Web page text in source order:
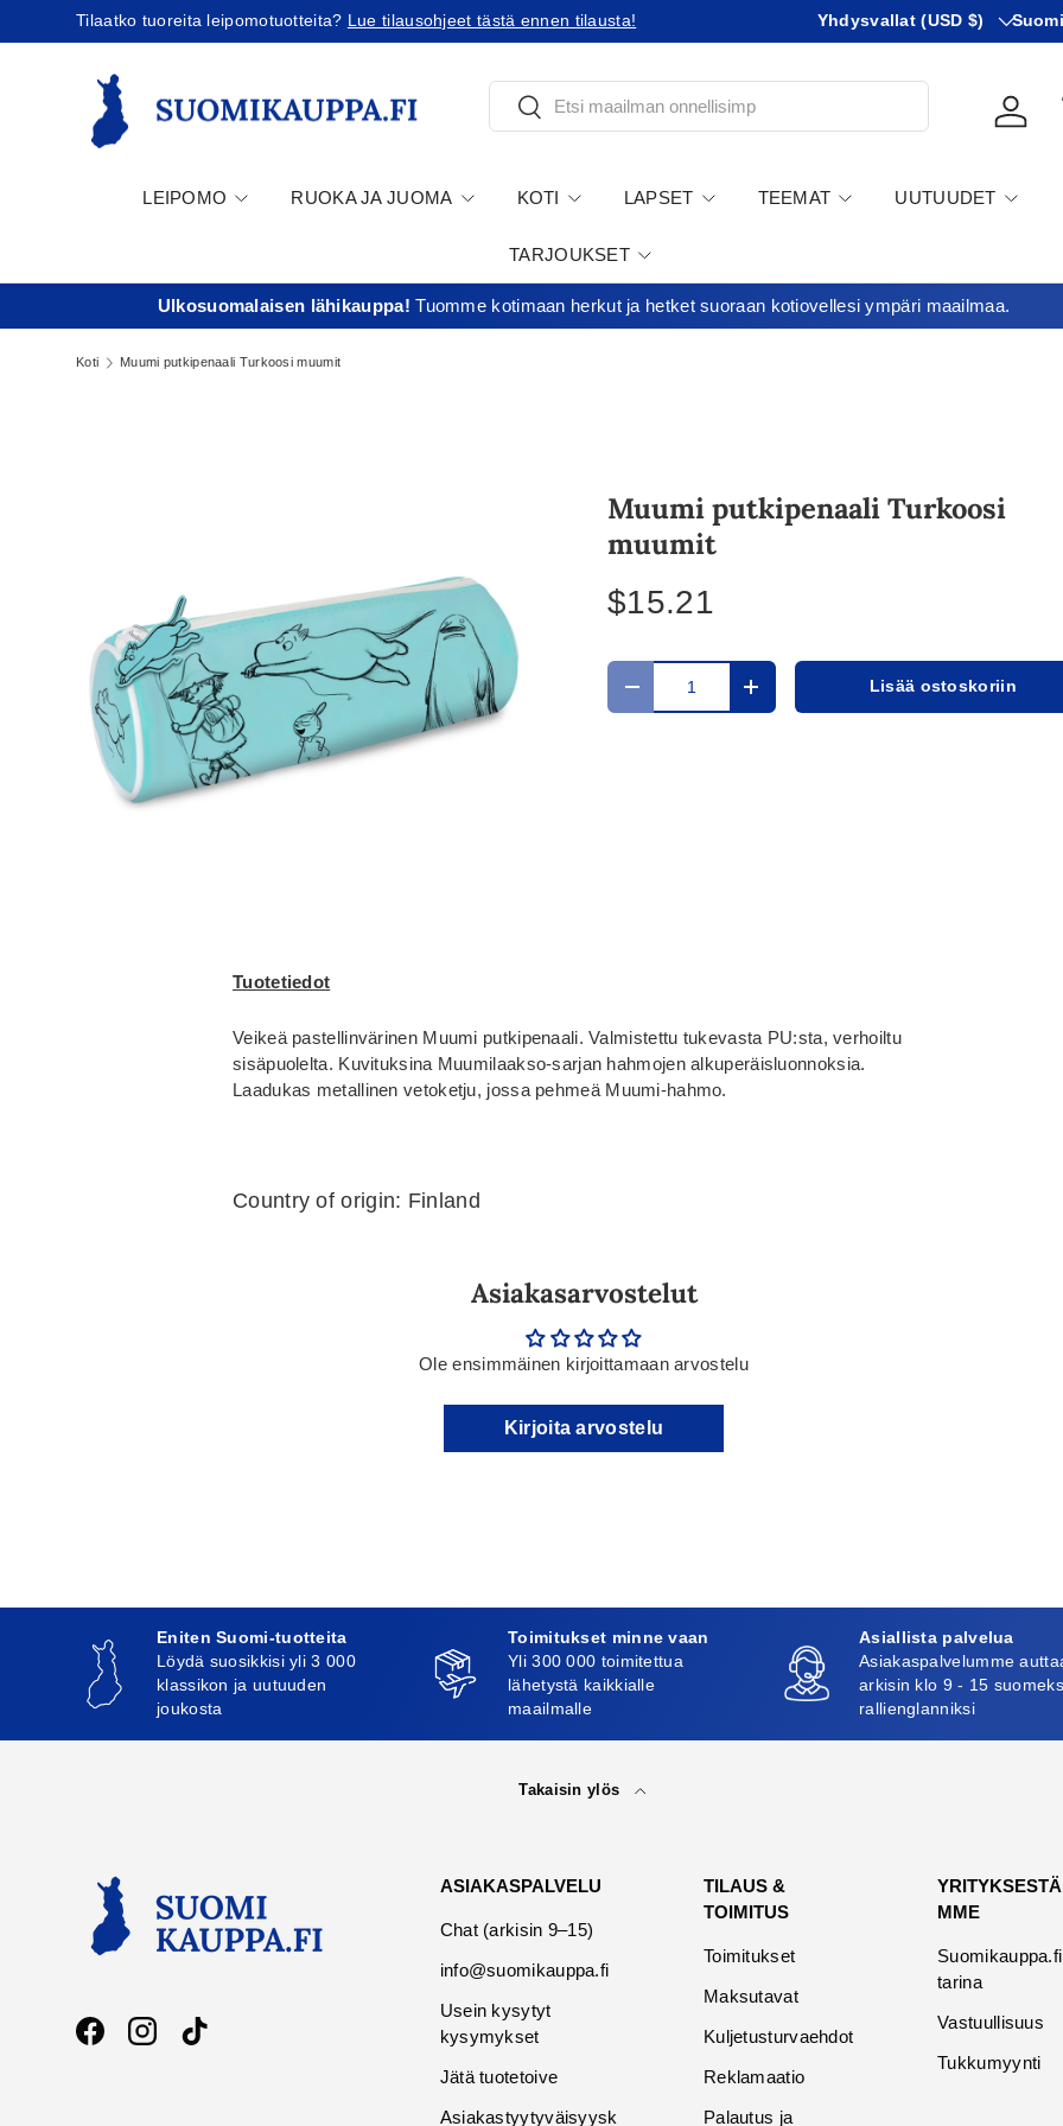
Jatka sisältöön
Tilaatko tuoreita leipomotuotteita? Lue tilausohjeet tästä ennen tilausta! Tilaatko Yhdysvaltoihin?Tutustu
Maa
Yhdysvallat (USD $) KIeli
Suomi
Etsi
LEIPOMO RUOKA JA JUOMA KOTI LAPSET TEEMAT UUTUUDET
TARJOUKSET
Ulkosuomalaisen lähikauppa!Tuomme kotimaan herkut ja hetket suoraan kotiovellesi ympäri maailmaa.
Koti Muumi putkipenaali Turkoosi muumit
Muumi putkipenaali Turkoosi
muumit
$15.21
Määrä
Translation missing: fi.cart.items.decrease_quantity
Translation missing:Lisää ostoskoriin
Tuotetiedot
Veikeä pastellinvärinen Muumi putkipenaali. Valmistettu tukevasta PU:sta, verhoiltu
sisäpuolelta. Kuvituksina Muumilaakso-sarjan hahmojen alkuperäisluonnoksia.
Laadukas metallinen vetoketju, jossa pehmeä Muumi-hahmo.
Country of origin: Finland
Asiakasarvostelut
Ole ensimmäinen kirjoittamaan arvostelu
Kirjoita arvostelu
Eniten Suomi-tuotteita
Löydä suosikkisi yli 3 000
klassikon ja uutuuden
joukosta
Toimitukset minne vaan
Yli 300 000 toimitettua
lähetystä kaikkialle
maailmalle
Asiallista palvelua
Asiakaspalvelumme
arkisin klo 9 - 15
rallienglanniksi
Takaisin ylös
FacebookInstagramTikTok
ASIAKASPALVELU
Chat (arkisin 9–15)
info@suomikauppa.fi
Usein kysytyt
kysymykset
Jätä tuotetoive
Asiakastyytyväisyysk
TILAUS &
TOIMITUS
Toimitukset
Maksutavat
Kuljetusturvaehdot
Reklamaatio
Palautus ja
YRITYKSESTÄ
MME
Suomikauppa.fi
tarina
Vastuullisuus
Tukkumyynti